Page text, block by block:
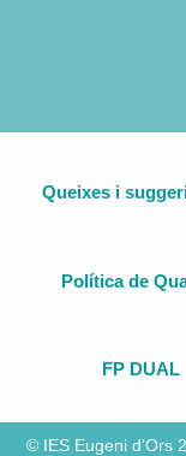
Queixes i
Política de
FP DUAL
© IES Eugeni d’Ors